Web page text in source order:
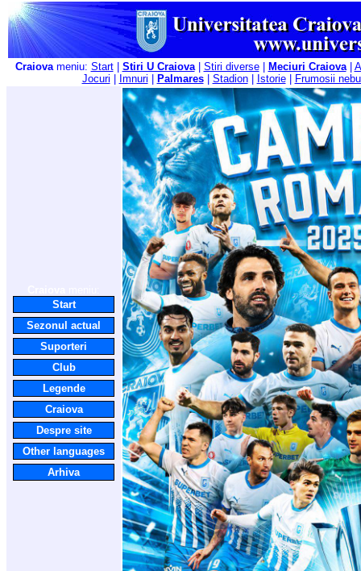
Craiovameniu: Start| Stiri U Craiova| Stiri diverse| Meciuri Craiova|
Jocuri
Imnuri Palmares| Stadion| Istorie| Frumosii
Start
Sezonul actual
Suporteri
Club
Legende
Craiova
Despre site
Other languages
Arhiva